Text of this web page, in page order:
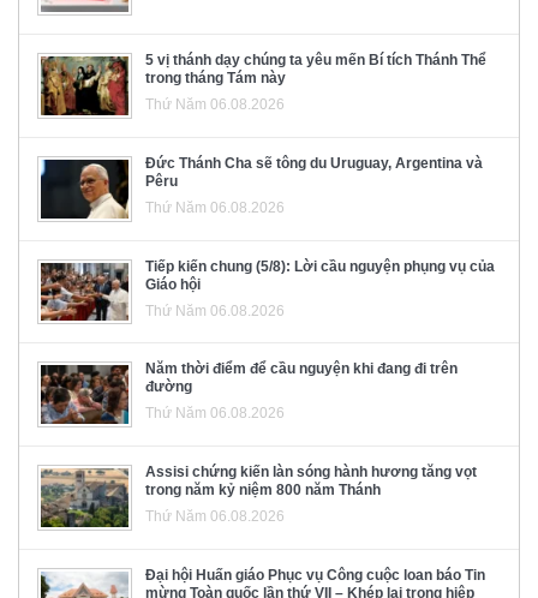
5 vị thánh dạy chúng ta yêu mến Bí tích Thánh Thể
trong tháng Tám này
Thứ Năm 06.08.2026
Đức Thánh Cha sẽ tông du Uruguay, Argentina và
Pêru
Thứ Năm 06.08.2026
Tiếp kiến chung (5/8): Lời cầu nguyện phụng vụ của
Giáo hội
Thứ Năm 06.08.2026
Năm thời điểm để cầu nguyện khi đang đi trên
đường
Thứ Năm 06.08.2026
Assisi chứng kiến làn sóng hành hương tăng vọt
trong năm kỷ niệm 800 năm Thánh
Thứ Năm 06.08.2026
Đại hội Huấn giáo Phục vụ Công cuộc loan báo Tin
mừng Toàn quốc lần thứ VII – Khép lại trong hiệp